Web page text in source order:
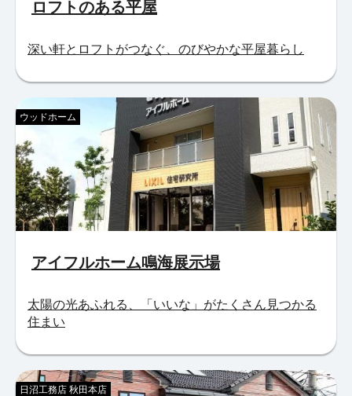
ロフトのある平屋
深い軒とロフトがつなぐ、のびやかな平屋暮らし
アイフルホーム鳴海展示場
ウッドホーム
太陽の光あふれる、「いいな」がたくさん見つかる
住まい
日沼工務店 秋田本店